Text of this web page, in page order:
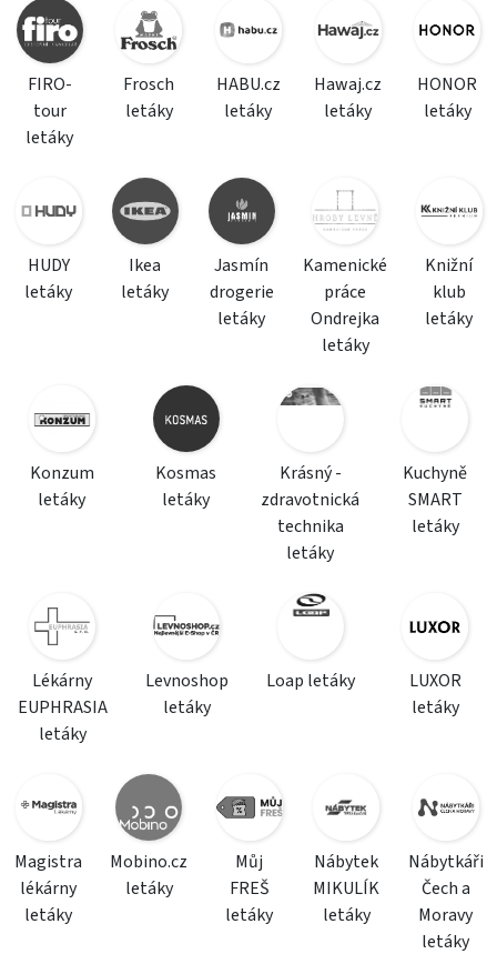
FIRO-
tour
letáky
Frosch
letáky
HABU.cz
letáky
Hawaj.cz
letáky
HONOR
letáky
HUDY
letáky
Ikea
letáky
Jasmín
drogerie
letáky
Kamenické
práce
Ondrejka
letáky
Knižní
klub
letáky
Konzum
letáky
Kosmas
letáky
Krásný -
zdravotnická
technika
letáky
Kuchyně
SMART
letáky
Lékárny
EUPHRASIA
letáky
Levnoshop
letáky
Loap letáky
LUXOR
letáky
Magistra
lékárny
letáky
Mobino.cz
letáky
Můj
FREŠ
letáky
Nábytek
MIKULÍK
letáky
Nábytkáři
Čech a
Moravy
letáky